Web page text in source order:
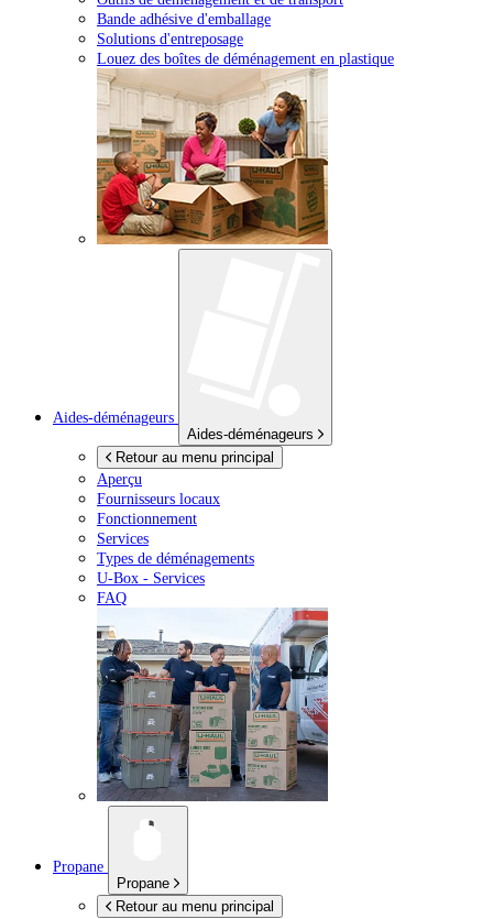
Bande adhésive d'emballage
Solutions d'entreposage
Louez des boîtes de déménagement en plastique
Aides-déménageurs
Aides-déménageurs
Retour au menu principal
Aperçu
Fournisseurs locaux
Fonctionnement
Services
Types de déménagements
U-Box - Services
FAQ
Propane
Propane
Retour au menu principal